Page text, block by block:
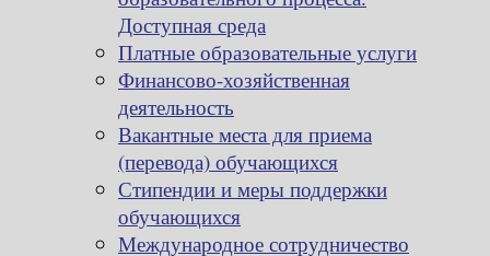
Доступная среда
Платные образовательные услуги
Финансово-хозяйственная
деятельность
Вакантные места для приема
(перевода) обучающихся
Стипендии и меры поддержки
обучающихся
Международное сотрудничество